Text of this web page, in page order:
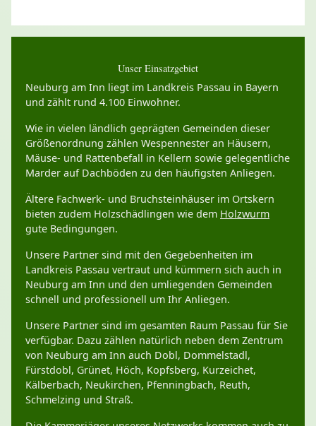
Unser Einsatzgebiet
Neuburg am Inn liegt im Landkreis Passau in Bayern
und zählt rund 4.100 Einwohner.
Wie in vielen ländlich geprägten Gemeinden dieser
Größenordnung zählen Wespennester an Häusern,
Mäuse- und Rattenbefall in Kellern sowie gelegentliche
Marder auf Dachböden zu den häufigsten Anliegen.
Ältere Fachwerk- und Bruchsteinhäuser im Ortskern
bieten zudem Holzschädlingen wie dem Holzwurm
gute Bedingungen.
Unsere Partner sind mit den Gegebenheiten im
Landkreis Passau vertraut und kümmern sich auch in
Neuburg am Inn und den umliegenden Gemeinden
schnell und professionell um Ihr Anliegen.
Unsere Partner sind im gesamten Raum Passau für Sie
verfügbar. Dazu zählen natürlich neben dem Zentrum
von Neuburg am Inn auch Dobl, Dommelstadl,
Fürstdobl, Grünet, Höch, Kopfsberg, Kurzeichet,
Kälberbach, Neukirchen, Pfenningbach, Reuth,
Schmelzing und Straß.